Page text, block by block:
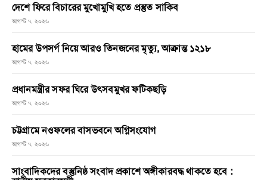
দেশে ফিরে বিচারের মুখোমুখি হতে প্রস্তুত সাকিব
আগস্ট ৭, ২০২৬
হামের উপসর্গ নিয়ে আরও তিনজনের মৃত্যু, আক্রান্ত ১২১৮
আগস্ট ৭, ২০২৬
প্রধানমন্ত্রীর সফর ঘিরে উৎসবমুখর ফটিকছড়ি
আগস্ট ৭, ২০২৬
চট্টগ্রামে নওফলের বাসভবনে অগ্নিসংযোগ
আগস্ট ৭, ২০২৬
সাংবাদিকদের বস্তুনিষ্ঠ সংবাদ প্রকাশে অঙ্গীকারবদ্ধ থাকতে হবে :